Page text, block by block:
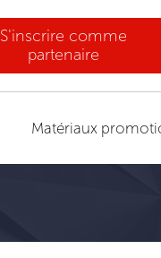
S'inscrire comme
partenaire
Matériaux